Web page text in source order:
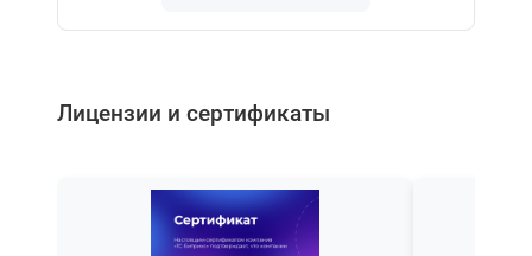
Лицензии и сертификаты